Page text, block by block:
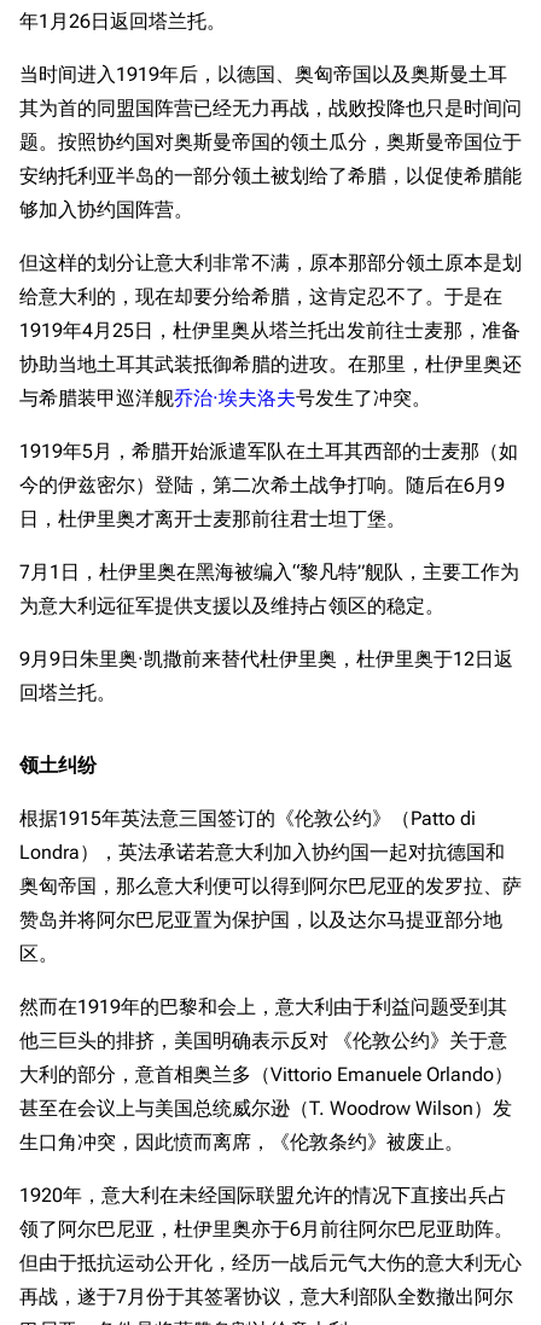
年1月26日返回塔兰托。
当时间进入1919年后，以德国、奥匈帝国以及奥斯曼土耳
其为首的同盟国阵营已经无力再战，战败投降也只是时间问
题。按照协约国对奥斯曼帝国的领土瓜分，奥斯曼帝国位于
安纳托利亚半岛的一部分领土被划给了希腊，以促使希腊能
够加入协约国阵营。
但这样的划分让意大利非常不满，原本那部分领土原本是划
给意大利的，现在却要分给希腊，这肯定忍不了。于是在
1919年4月25日，杜伊里奥从塔兰托出发前往士麦那，准备
协助当地土耳其武装抵御希腊的进攻。在那里，杜伊里奥还
与希腊装甲巡洋舰乔治·埃夫洛夫号发生了冲突。
1919年5月，希腊开始派遣军队在土耳其西部的士麦那（如
今的伊兹密尔）登陆，第二次希土战争打响。随后在6月9
日，杜伊里奥才离开士麦那前往君士坦丁堡。
7月1日，杜伊里奥在黑海被编入“黎凡特”舰队，主要工作为
为意大利远征军提供支援以及维持占领区的稳定。
9月9日朱里奥·凯撒前来替代杜伊里奥，杜伊里奥于12日返
回塔兰托。
领土纠纷
根据1915年英法意三国签订的《伦敦公约》（Patto di
Londra），英法承诺若意大利加入协约国一起对抗德国和
奥匈帝国，那么意大利便可以得到阿尔巴尼亚的发罗拉、萨
赞岛并将阿尔巴尼亚置为保护国，以及达尔马提亚部分地
区。
然而在1919年的巴黎和会上，意大利由于利益问题受到其
他三巨头的排挤，美国明确表示反对 《伦敦公约》关于意
大利的部分，意首相奥兰多（Vittorio Emanuele Orlando）
甚至在会议上与美国总统威尔逊（T. Woodrow Wilson）发
生口角冲突，因此愤而离席，《伦敦条约》被废止。
1920年，意大利在未经国际联盟允许的情况下直接出兵占
领了阿尔巴尼亚，杜伊里奥亦于6月前往阿尔巴尼亚助阵。
但由于抵抗运动公开化，经历一战后元气大伤的意大利无心
再战，遂于7月份于其签署协议，意大利部队全数撤出阿尔